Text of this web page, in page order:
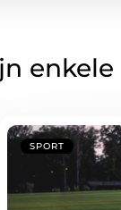
enkele
SPORT